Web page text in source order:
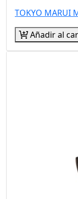
TOKYO MARUI
Añadir al